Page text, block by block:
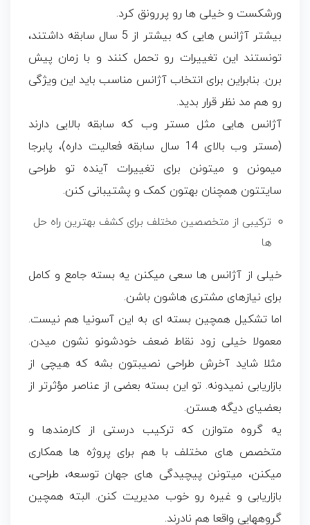
ورشکست و خیلی ها رو پررونق کرد.
بیشتر آژانس هایی که بیشتر از 5 سال سابقه داشتند،
تونستند این تغییرات رو تحمل کنند و با زمان پیش
برن. بنابراین برای انتخاب آژانس مناسب باید این ویژگی
رو هم مد نظر قرار بدید.
آژانس هایی مثل مستر وب که سابقه بالایی دارند
(مستر وب بالای 14 سال سابقه فعالیت داره)، پابرجا
میمونن و میتونن برای تغییرات آینده تو طراحی
سایتتون همچنان بهتون کمک و پشتیبانی کنن.
ترکیبی از متخصصین مختلف برای کشف بهترین راه حل
ها
خیلی از آژانس ها سعی میکنن یه بسته جامع و کامل
برای نیازهای مشتری هاشون باشن.
اما تشکیل همچین بسته ای به این آسونیا هم نیست.
معمولا خیلی زود نقاط ضعف خودشونو نشون میدن.
مثلا شاید آخرش طراحی نصیبتون بشه که هیچی از
بازاریابی نمیدونه. تو این بسته بعضی از عناصر مؤثرتر از
بعضیای دیگه هستن.
یه گروه متوازن که ترکیب درستی از کارمندها و
متخصص های مختلف با هم برای پروژه ها همکاری
میکنن، میتونن پیچیدگی های جهان توسعه، طراحی،
بازاریابی و غیره رو خوب مدیریت کنن. البته همچین
گروههایی واقعا هم نادرند.